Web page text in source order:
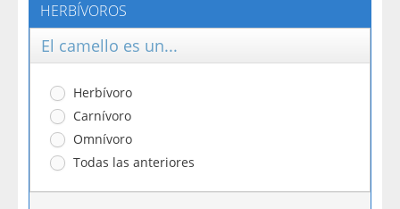
HERBÍVOROS
El camello es un...
Herbívoro
Carnívoro
Omnívoro
Todas las anteriores